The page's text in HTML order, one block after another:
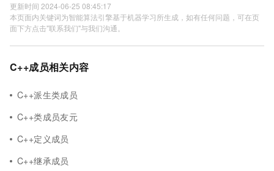
更新时间 2024-06-25 08:45:17
本页面内关键词为智能算法引擎基于机器学习所生成，如有任何问题，可在页
面下方点击"联系我们"与我们沟通。
C++成员相关内容
C++派生类成员
C++类成员友元
C++定义成员
C++继承成员